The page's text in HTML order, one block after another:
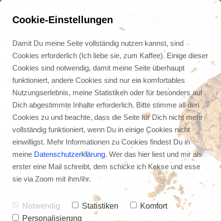
Warum Langschläfer fast
immer bessere
Menschen sind
Cookie-Einstellungen
Damit Du meine Seite vollständig nutzen kannst, sind
Cookies erforderlich (Ich liebe sie, zum Kaffee). Einige dieser
Cookies sind notwendig, damit meine Seite überhaupt
funktioniert, andere Cookies sind nur ein komfortables
Nutzungserlebnis, meine Statistiken oder für besonders auf
Dich abgestimmte Inhalte erforderlich. Bitte stimme all den
Cookies zu und beachte, dass die Seite für Dich nicht mehr
vollständig funktioniert, wenn Du in einige Cookies nicht
einwilligst. Mehr Informationen zu Cookies findest Du in
meine Datenschutzerklärung. Wer das hier liest und mir als
erster eine Mail schreibt, dem schicke ich Kekse und esse
sie via Zoom mit ihm/ihr.
Notwendig Statistiken
Komfort
Personalisierung